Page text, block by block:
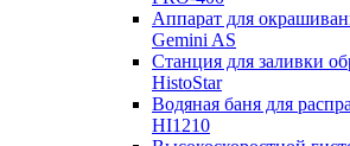
Аппарат для
Gemini AS
Станция для заливки
HistoStar
Водяная баня для
HI1210